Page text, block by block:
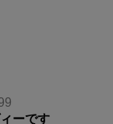
ーです